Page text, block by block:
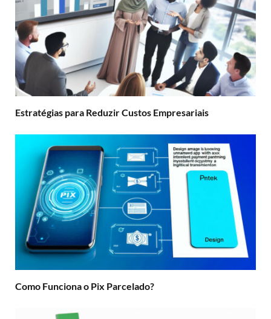
Estratégias para Reduzir Custos Empresariais
Como Funciona o Pix Parcelado?